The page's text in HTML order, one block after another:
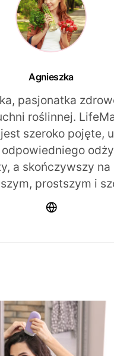
Agnieszka
pasjonatka
roślinnej.
szeroko pojęte,
a skończywszy
prostszym i